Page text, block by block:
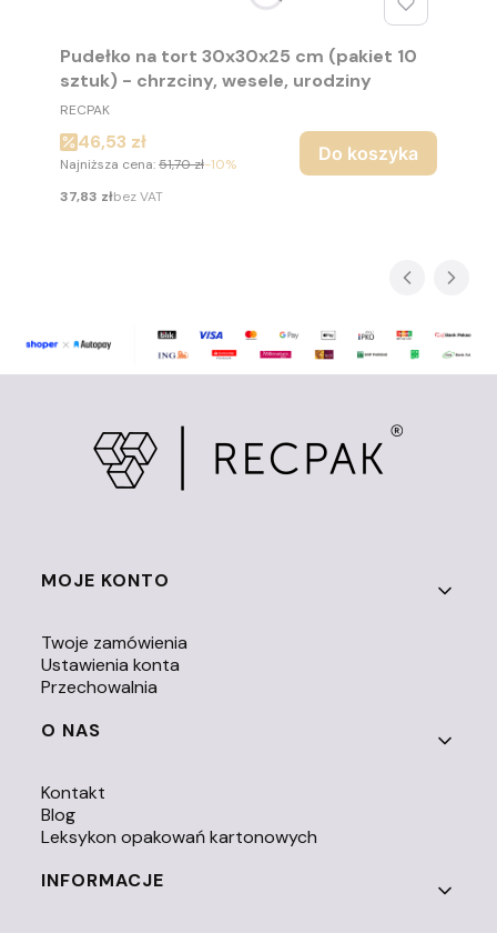
Pudełko na tort 30x30x25 cm (pakiet 10
sztuk) - chrzciny, wesele, urodziny
PRODUCENT
RECPAK
Cena promocyjna
46,53 zł
Najniższa cena:51,70 zł-10%
Cena
37,83 złbez VAT
Do koszyka
Linki w stopce
MOJE KONTO
Twoje zamówienia
Ustawienia konta
Przechowalnia
O NAS
Kontakt
Blog
Leksykon opakowań kartonowych
INFORMACJE